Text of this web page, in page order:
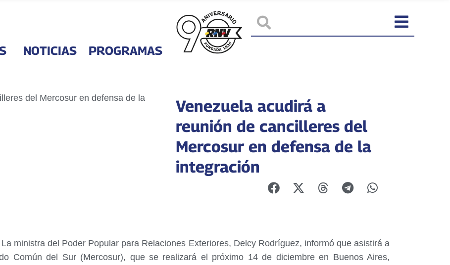
NOTICIAS PROGRAMAS
Venezuela acudirá a
reunión de cancilleres del
Mercosur en defensa de la
integración
La ministra del Poder Popular para Relaciones Exteriores, Delcy Rodríguez, informó que asistirá a
Común del Sur (Mercosur), que se realizará el próximo 14 de diciembre en Buenos Aires,